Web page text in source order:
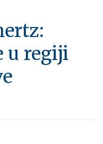
u regiji